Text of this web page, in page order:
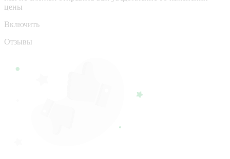
цены
Включить
Отзывы